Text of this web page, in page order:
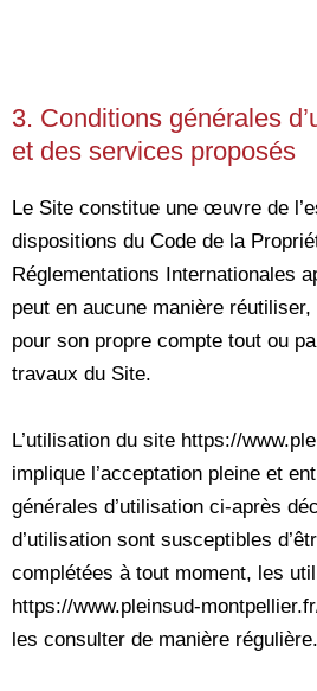
3. Conditions générales
et des services proposés
Le Site constitue une œuvre de
dispositions du Code de la
Réglementations Internationales
peut en aucune manière
pour son propre compte tout ou
travaux du Site.
L’utilisation du site https://
implique l’acceptation pleine et
générales d’utilisation ci-après
d’utilisation sont susceptibles
complétées à tout moment, les
https://www.pleinsud-
les consulter de manière régulière.